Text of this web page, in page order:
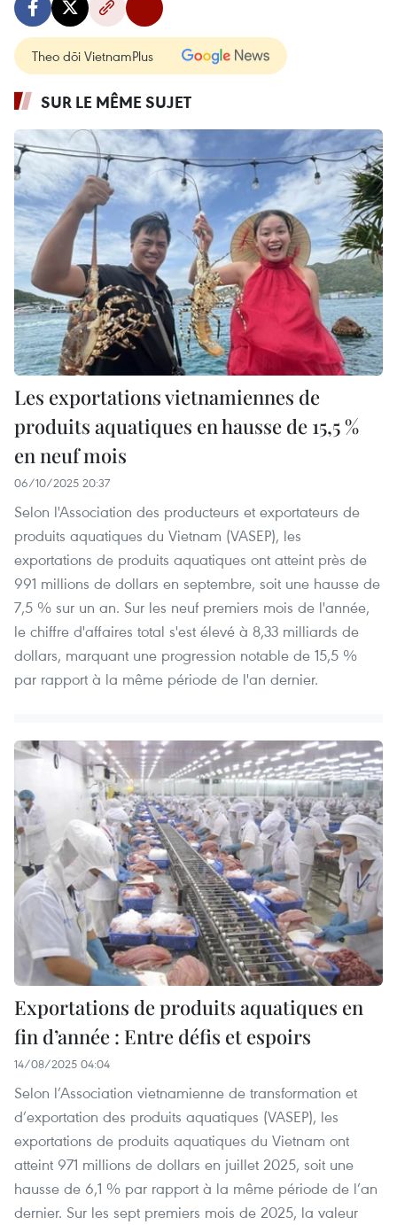
Theo dõi VietnamPlus
SUR LE MÊME SUJET
Les exportations vietnamiennes de
produits aquatiques en hausse de 15,5 %
en neuf mois
06/10/2025 20:37
Selon l'Association des producteurs et exportateurs de
produits aquatiques du Vietnam (VASEP), les
exportations de produits aquatiques ont atteint près de
991 millions de dollars en septembre, soit une hausse de
7,5 % sur un an. Sur les neuf premiers mois de l'année,
le chiffre d'affaires total s'est élevé à 8,33 milliards de
dollars, marquant une progression notable de 15,5 %
par rapport à la même période de l'an dernier.
Exportations de produits aquatiques en
fin d’année : Entre défis et espoirs
14/08/2025 04:04
Selon l’Association vietnamienne de transformation et
d’exportation des produits aquatiques (VASEP), les
exportations de produits aquatiques du Vietnam ont
atteint 971 millions de dollars en juillet 2025, soit une
hausse de 6,1 % par rapport à la même période de l’an
dernier. Sur les sept premiers mois de 2025, la valeur